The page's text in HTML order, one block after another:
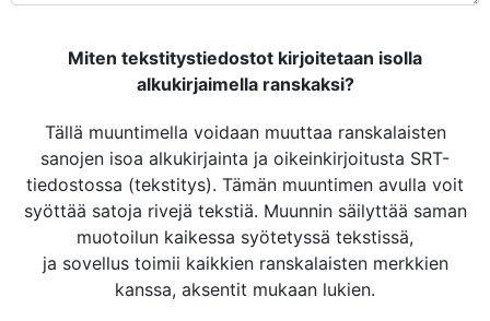
Miten tekstitystiedostot kirjoitetaan isolla
alkukirjaimella ranskaksi?
Tällä muuntimella voidaan muuttaa ranskalaisten
sanojen isoa alkukirjainta ja oikeinkirjoitusta SRT-
tiedostossa (tekstitys). Tämän muuntimen avulla voit
syöttää satoja rivejä tekstiä. Muunnin säilyttää saman
muotoilun kaikessa syötetyssä tekstissä,
ja sovellus toimii kaikkien ranskalaisten merkkien
kanssa, aksentit mukaan lukien.